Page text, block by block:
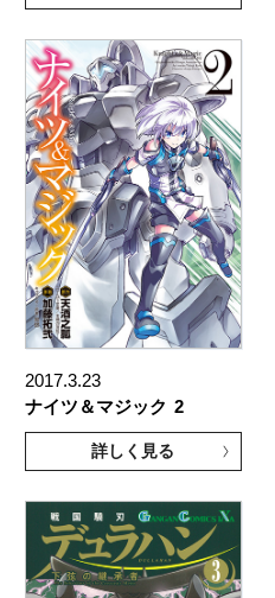
2017.3.23
ナイツ＆マジック 2
詳しく見る